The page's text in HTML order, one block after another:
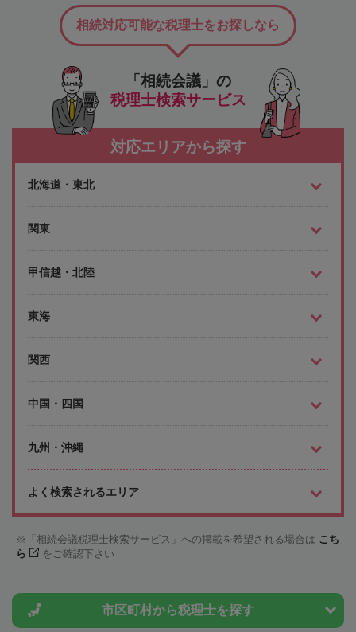
「相続会議」の
税理士検索サービス
相続対応可能な税理士をお探しなら
対応エリアから探す
北海道・東北
関東
甲信越・北陸
東海
関西
中国・四国
九州・沖縄
よく検索されるエリア
「相続会議税理士検索サービス」への掲載を希望される場合は こち
ら
をご確認下さい
市区町村から税理士を探す